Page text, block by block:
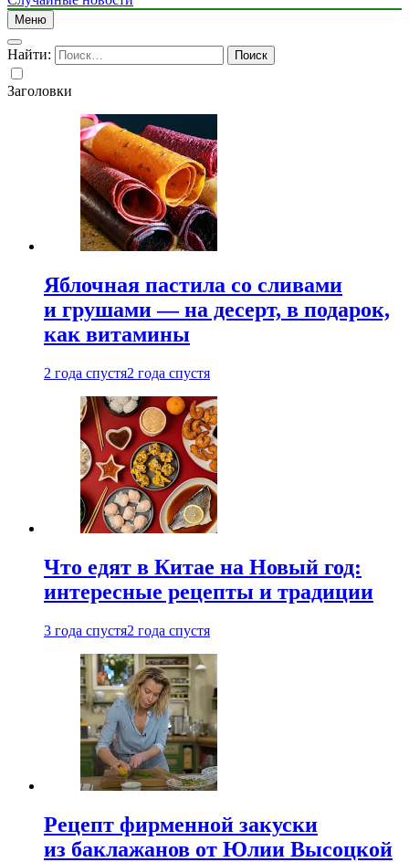
Меню
Найти:
Заголовки
Яблочная пастила со сливами
и грушами — на десерт, в подарок,
как витамины
2 года спустя2 года спустя
Что едят в Китае на Новый год:
интересные рецепты и традиции
3 года спустя2 года спустя
Рецепт фирменной закуски
из баклажанов от Юлии Высоцкой